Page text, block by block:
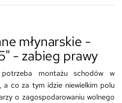
młynarskie -
- zabieg prawy
montażu schodów w
a co za tym idzie niewielkim polu
o zagospodarowaniu wolnego